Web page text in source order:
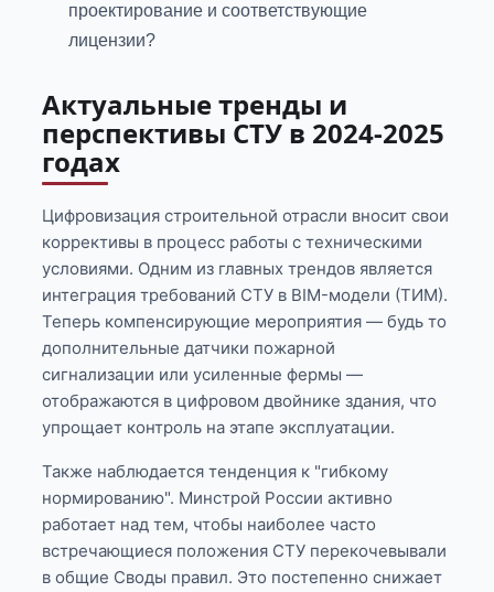
проектирование и соответствующие
лицензии?
Актуальные тренды и
перспективы СТУ в 2024-2025
годах
Цифровизация строительной отрасли вносит свои
коррективы в процесс работы с техническими
условиями. Одним из главных трендов является
интеграция требований СТУ в BIM-модели (ТИМ).
Теперь компенсирующие мероприятия — будь то
дополнительные датчики пожарной
сигнализации или усиленные фермы —
отображаются в цифровом двойнике здания, что
упрощает контроль на этапе эксплуатации.
Также наблюдается тенденция к "гибкому
нормированию". Минстрой России активно
работает над тем, чтобы наиболее часто
встречающиеся положения СТУ перекочевывали
в общие Своды правил. Это постепенно снижает